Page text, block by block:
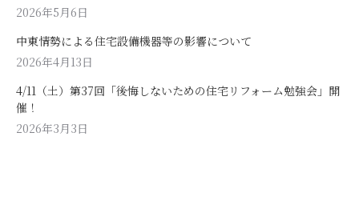
2026年5月6日
中東情勢による住宅設備機器等の影響について
2026年4月13日
4/11（土）第37回「後悔しないための住宅リフォーム勉強会」開
催！
2026年3月3日